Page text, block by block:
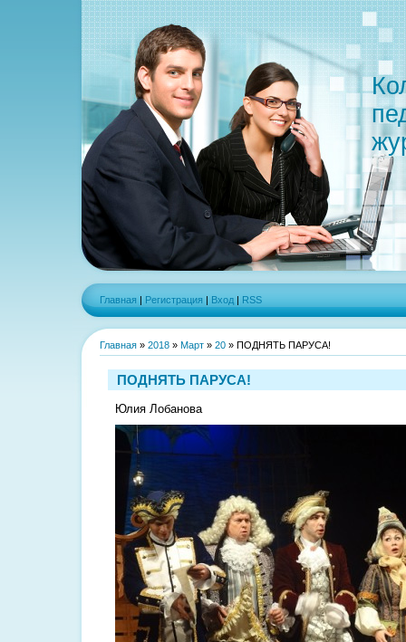
Главная | Регистрация | Вход | RSS
Главная » 2018 » Март » 20 » ПОДНЯТЬ ПАРУСА!
ПОДНЯТЬ ПАРУСА!
Юлия Лобанова